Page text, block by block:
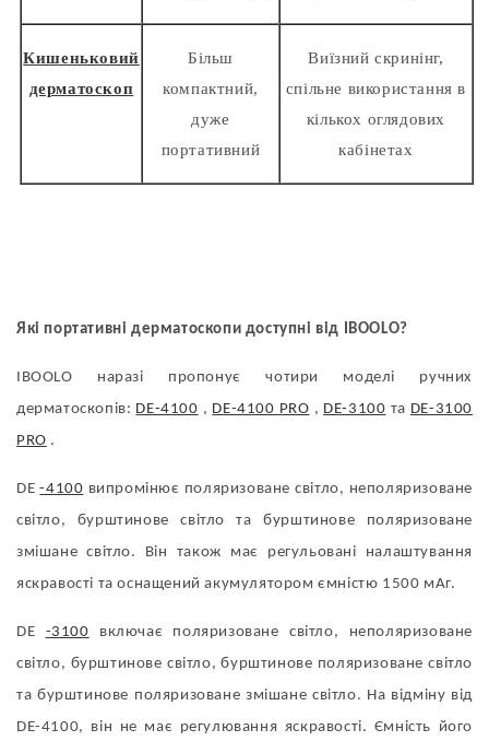
Кишеньковий
дерматоскоп
Більш
компактний,
дуже
портативний
Виїзний скринінг,
спільне використання в
кількох оглядових
кабінетах
Які портативні дерматоскопи доступні від IBOOLO?
IBOOLO наразі пропонує чотири моделі ручних
дерматоскопів: DE-4100 , DE-4100 PRO , DE-3100 та DE-3100
PRO .
DE-4100 випромінює поляризоване світло, неполяризоване
світло, бурштинове світло та бурштинове поляризоване
змішане світло. Він також має регульовані налаштування
яскравості та оснащений акумулятором ємністю 1500 мАг.
DE -3100 включає поляризоване світло, неполяризоване
світло, бурштинове світло, бурштинове поляризоване світло
та бурштинове поляризоване змішане світло. На відміну від
DE-4100, він не має регулювання яскравості. Ємність його